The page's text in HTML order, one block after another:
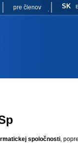
pre členov SK
spoločnosti,